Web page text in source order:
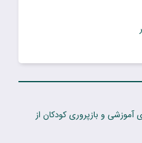
آموزشی و بازپروری کودکان از